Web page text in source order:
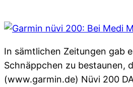
In sämtlichen Zeitungen gab
Schnäppchen zu bestaunen,
(www.garmin.de) Nüvi 200